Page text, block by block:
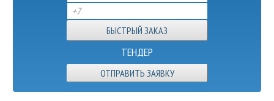
ТЕНДЕР
ОТПРАВИТЬ ЗАЯВКУ